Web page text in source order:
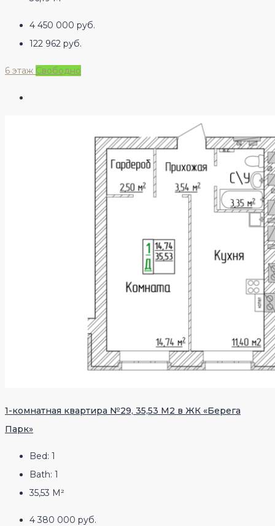
4 450 000 руб.
122 962 руб.
6 этаж Свободно
1-комнатная квартира №29, 35,53 М2 в ЖК «Берега
Парк»
Bed: 1
Bath: 1
35,53 М²
4 380 000 руб.